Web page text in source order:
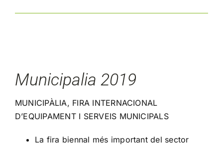
Municipalia 2019
MUNICIPÀLIA, FIRA INTERNACIONAL
D’EQUIPAMENT I SERVEIS MUNICIPALS
La fira biennal més important del sector